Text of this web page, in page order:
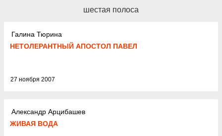
шестая полоса
Галина Тюрина
НЕТОЛЕРАНТНЫЙ АПОСТОЛ ПАВЕЛ
27 ноября 2007
Александр Арцибашев
ЖИВАЯ ВОДА